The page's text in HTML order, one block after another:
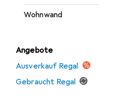
Wohnwand
Angebote
Ausverkauf Regal
Gebraucht Regal